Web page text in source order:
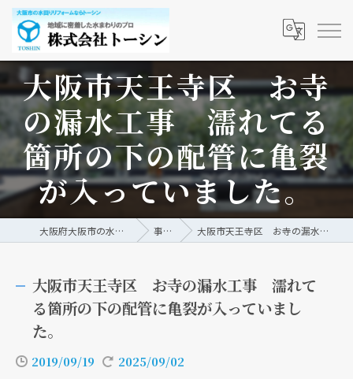
大阪市天王寺区 お寺
の漏水工事 濡れてる
箇所の下の配管に亀裂
が入っていました。
大阪府大阪市の水回りリフォームなら株式会社トーシン 事例/ブログ 大阪市天王寺区 お寺の漏水工事 濡れてる箇所の下の配管に亀裂が入っていました。
大阪市天王寺区 お寺の漏水工事 濡れて
る箇所の下の配管に亀裂が入っていまし
た。
2019/09/19 2025/09/02